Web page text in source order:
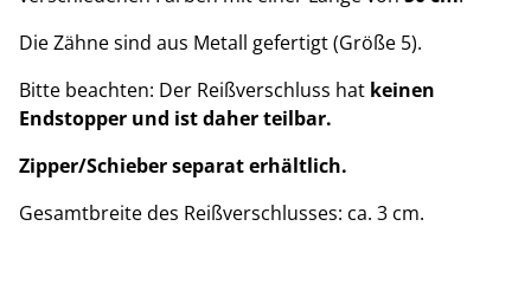
Die Zähne sind aus Metall gefertigt (Größe 5).
Bitte beachten: Der Reißverschluss hat keinen
Endstopper und ist daher teilbar.
Zipper/Schieber separat erhältlich.
Gesamtbreite des Reißverschlusses: ca. 3 cm.